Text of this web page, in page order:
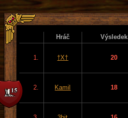
Hráč Výsledek
1. †X† 20
2. Kamil 18